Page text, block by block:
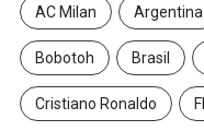
AC Milan Argentina
Bobotoh Brasil
Cristiano Ronaldo